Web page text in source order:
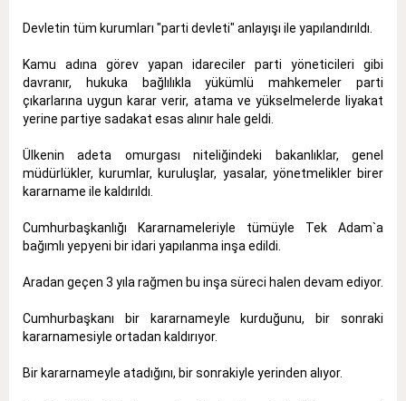
Devletin tüm kurumları "parti devleti" anlayışı ile yapılandırıldı.
Kamu adına görev yapan idareciler parti yöneticileri gibi
davranır, hukuka bağlılıkla yükümlü mahkemeler parti
çıkarlarına uygun karar verir, atama ve yükselmelerde liyakat
yerine partiye sadakat esas alınır hale geldi.
Ülkenin adeta omurgası niteliğindeki bakanlıklar, genel
müdürlükler, kurumlar, kuruluşlar, yasalar, yönetmelikler birer
kararname ile kaldırıldı.
Cumhurbaşkanlığı Kararnameleriyle tümüyle Tek Adam`a
bağımlı yepyeni bir idari yapılanma inşa edildi.
Aradan geçen 3 yıla rağmen bu inşa süreci halen devam ediyor.
Cumhurbaşkanı bir kararnameyle kurduğunu, bir sonraki
kararnamesiyle ortadan kaldırıyor.
Bir kararnameyle atadığını, bir sonrakiyle yerinden alıyor.